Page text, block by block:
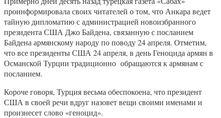
проинформировала своих читателей о том, что Анкара ведет
тайную дипломатию с администрацией новоизбранного
президента США Джо Байдена, связанную с посланием
Байдена армянскому народу по поводу 24 апреля. Отметим,
что все президенты США 24 апреля, в день Геноцида армян в
Османской Турции традиционно обращаются к армянам с
посланием.
Короче говоря, Турция весьма обеспокоена, что президент
США в своей речи вдруг назовет вещи своими именами и
произнесет слово «геноцид».